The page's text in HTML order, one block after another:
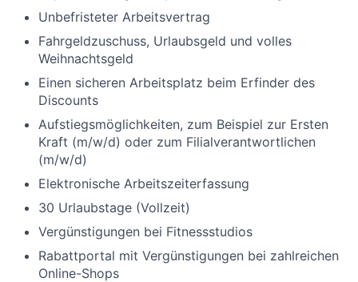
Unbefristeter Arbeitsvertrag
Fahrgeldzuschuss, Urlaubsgeld und volles
Weihnachtsgeld
Einen sicheren Arbeitsplatz beim Erfinder des
Discounts
Aufstiegsmöglichkeiten, zum Beispiel zur Ersten
Kraft (m/w/d) oder zum Filialverantwortlichen
(m/w/d)
Elektronische Arbeitszeiterfassung
30 Urlaubstage (Vollzeit)
Vergünstigungen bei Fitnessstudios
Rabattportal mit Vergünstigungen bei zahlreichen
Online-Shops